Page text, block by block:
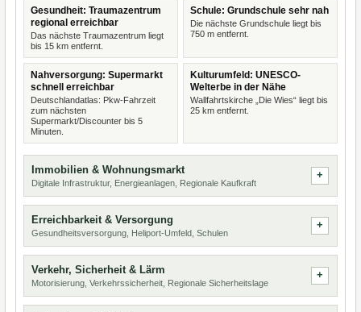
Gesundheit: Traumazentrum
regional erreichbar
Das nächste Traumazentrum liegt
bis 15 km entfernt.
Schule: Grundschule sehr nah
Die nächste Grundschule liegt bis
750 m entfernt.
Nahversorgung: Supermarkt
schnell erreichbar
Deutschlandatlas: Pkw-Fahrzeit
zum nächsten
Supermarkt/Discounter bis 5
Minuten.
Kulturumfeld: UNESCO-
Welterbe in der Nähe
Wallfahrtskirche „Die Wies“ liegt bis
25 km entfernt.
Immobilien & Wohnungsmarkt
Digitale Infrastruktur, Energieanlagen, Regionale Kaufkraft
Erreichbarkeit & Versorgung
Gesundheitsversorgung, Heliport-Umfeld, Schulen
Verkehr, Sicherheit & Lärm
Motorisierung, Verkehrssicherheit, Regionale Sicherheitslage